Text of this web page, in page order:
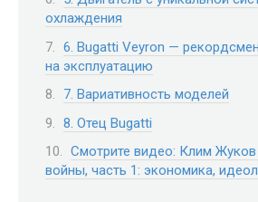
охлаждения
6. Bugatti Veyron —
на эксплуатацию
7. Вариативность моделей
8. Отец Bugatti
Смотрите видео: Клим
войны, часть 1: экономика,